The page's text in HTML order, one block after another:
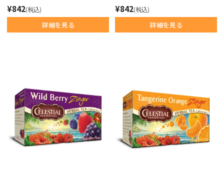
¥842(税込)
詳細を見る
¥842(税込)
詳細を見る